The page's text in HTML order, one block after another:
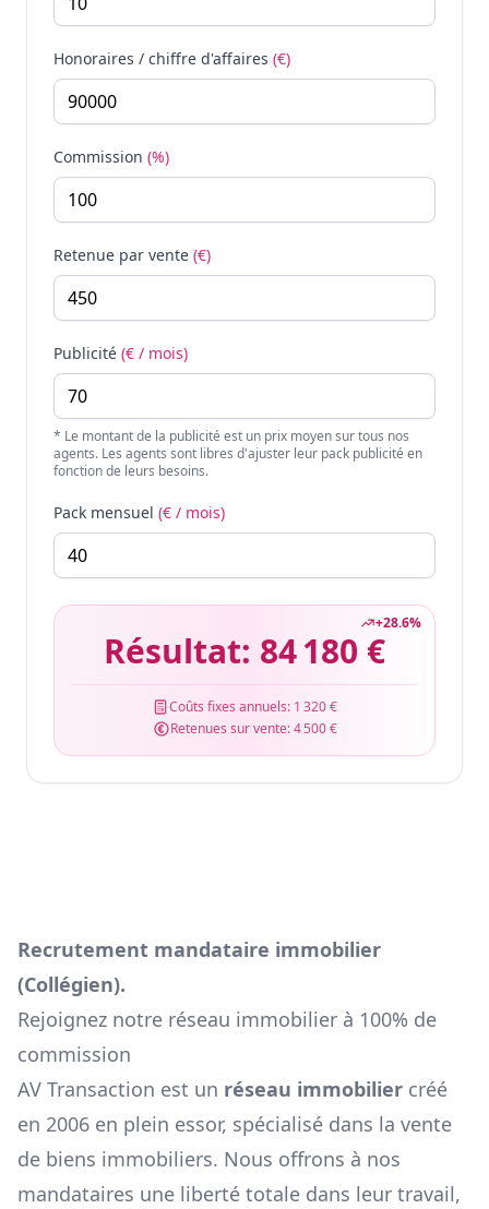
Honoraires / chiffre d'affaires (€)
Commission (%)
Retenue par vente (€)
Publicité (€ / mois)
* Le montant de la publicité est un prix moyen sur tous nos
agents. Les agents sont libres d'ajuster leur pack publicité en
fonction de leurs besoins.
Pack mensuel (€ / mois)
+28.6%
Résultat: 84 180 €
Coûts fixes annuels: 1 320 €
Retenues sur vente:4 500 €
Recrutement mandataire immobilier
(Collégien).
Rejoignez notre réseau immobilier à 100% de
commission
AV Transaction est un réseau immobilier créé
en 2006 en plein essor, spécialisé dans la vente
de biens immobiliers. Nous offrons à nos
mandataires une liberté totale dans leur travail,